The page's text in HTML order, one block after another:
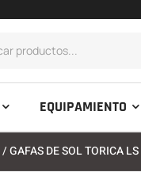
EQUIPAMIENTO
/ GAFAS DE SOL TORICA LS